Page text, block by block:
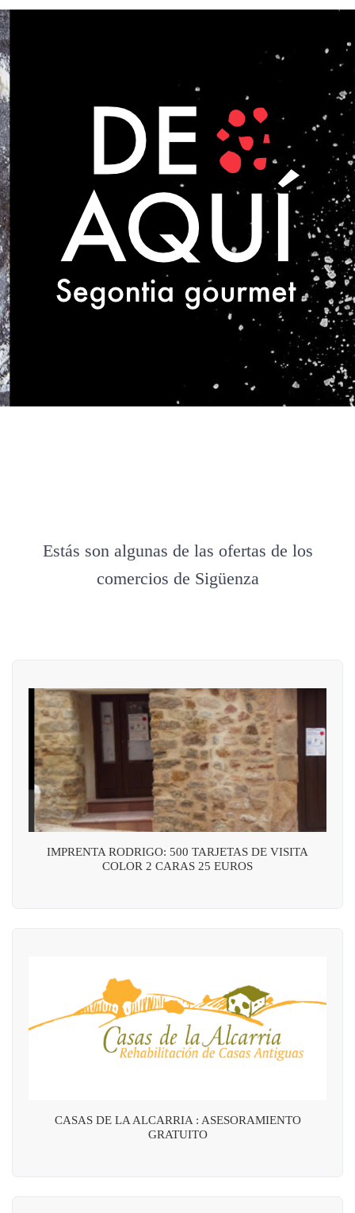
Estás son algunas de las ofertas de los
comercios de Sigüenza
IMPRENTA RODRIGO: 500 TARJETAS DE VISITA
COLOR 2 CARAS 25 EUROS
CASAS DE LA ALCARRIA : ASESORAMIENTO
GRATUITO